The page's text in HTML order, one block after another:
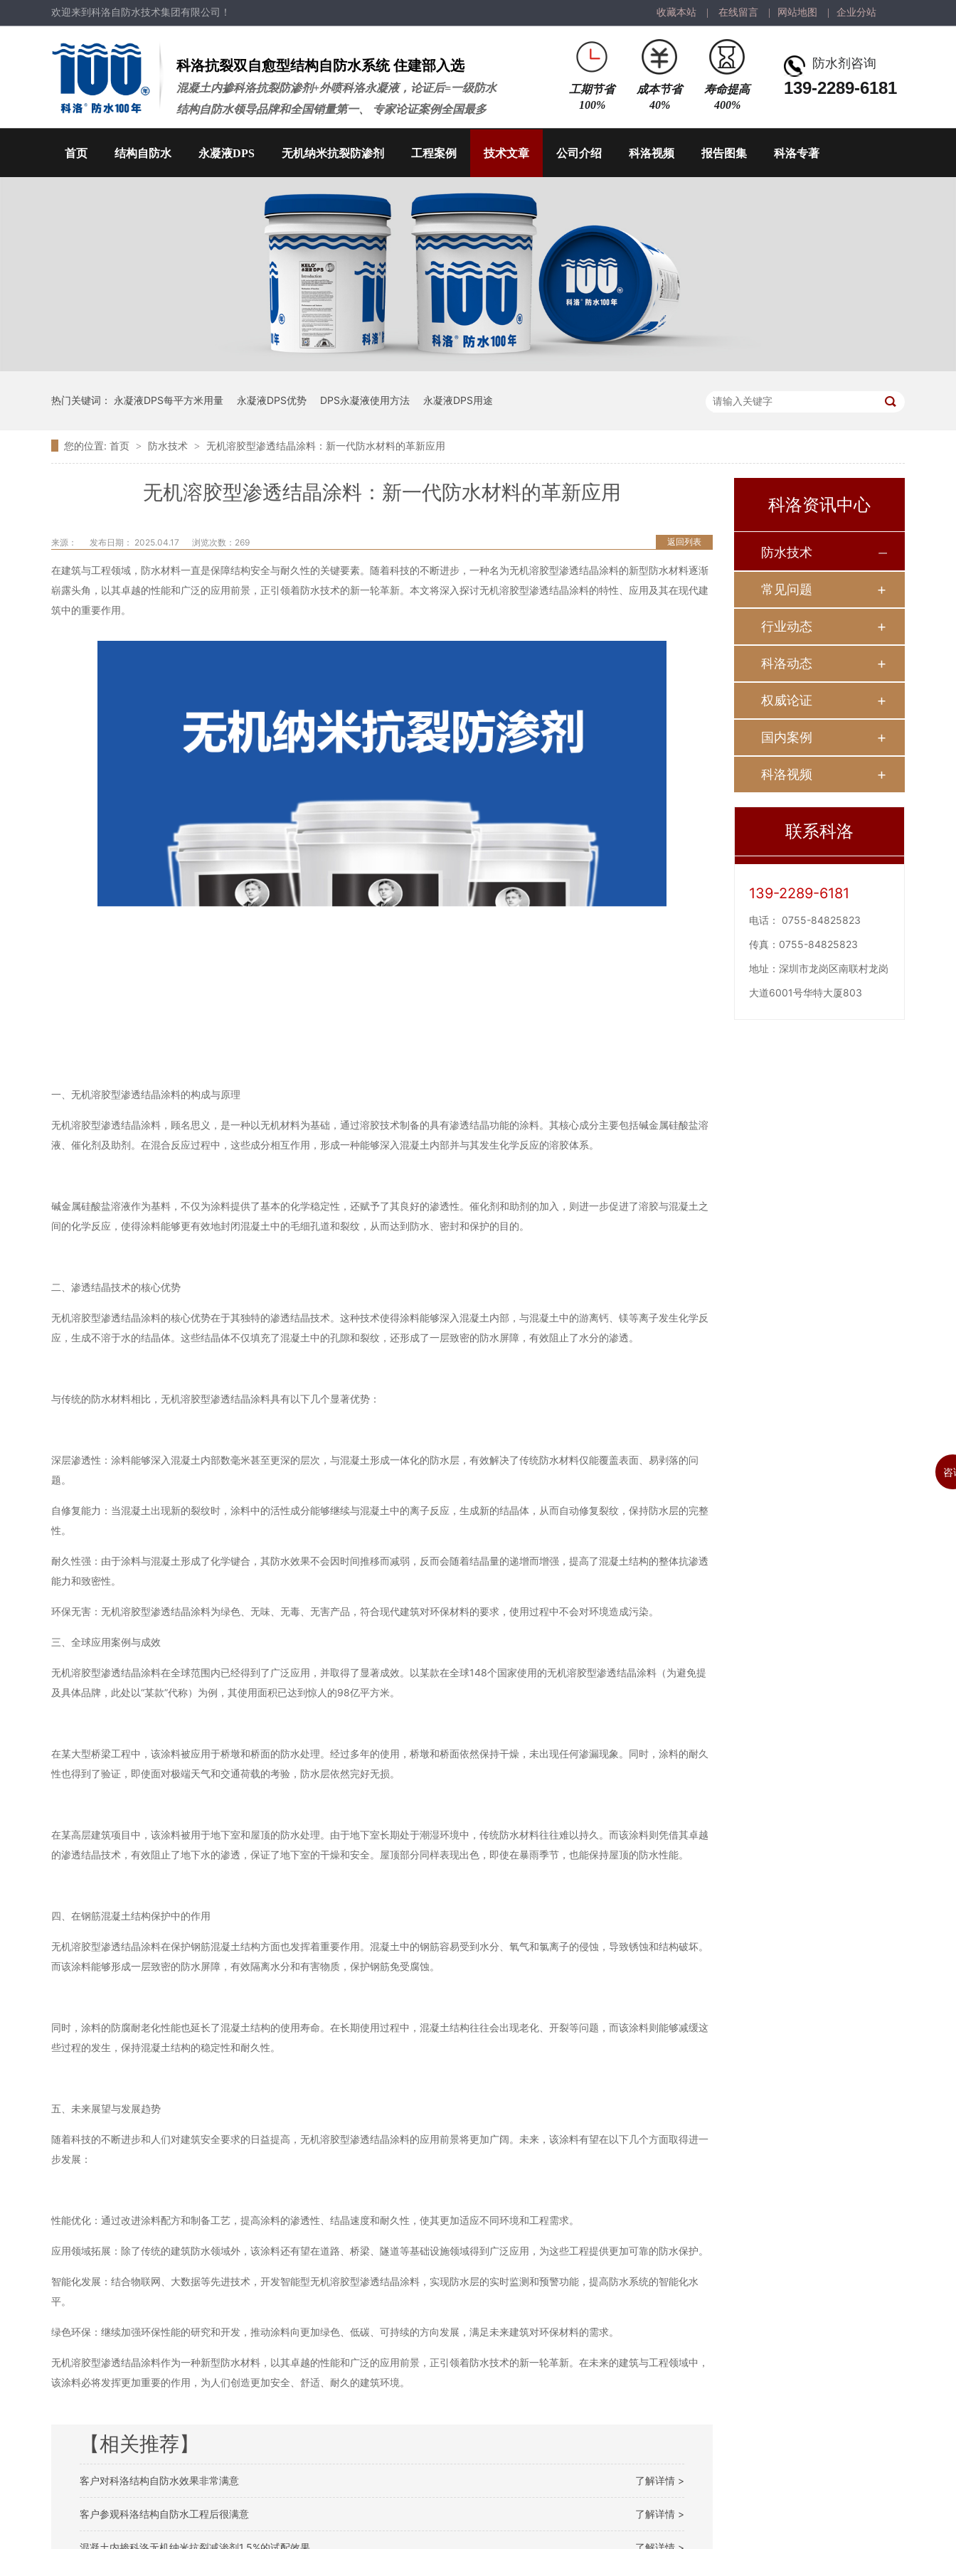
收藏本站 在线留言 网站地图 企业分站
欢迎来到科洛自防水技术集团有限公司！
科洛抗裂双自愈型结构自防水系统 住建部入选
混凝土内掺科洛抗裂防渗剂+外喷科洛永凝液，论证后=一级防水
结构自防水领导品牌和全国销量第一、 专家论证案例全国最多
防水剂咨询
139-2289-6181
工期节省
100%
成本节省
40%
寿命提高
400%
首页 结构自防水 永凝液DPS 无机纳米抗裂防渗剂 工程案例 技术文章 公司介绍 科洛视频 报告图集 科洛专著
热门关键词： 永凝液DPS每平方米用量 永凝液DPS优势 DPS永凝液使用方法 永凝液DPS用途
您的位置: 首页 > 防水技术 > 无机溶胶型渗透结晶涂料：新一代防水材料的革新应用
无机溶胶型渗透结晶涂料：新一代防水材料的革新应用
返回列表
来源： 发布日期： 2025.04.17 浏览次数： 269
在建筑与工程领域，防水材料一直是保障结构安全与耐久性的关键要素。随着科技的不断进步，一种名为无机溶胶型渗透结晶涂料的新型防水材料逐渐
崭露头角，以其卓越的性能和广泛的应用前景，正引领着防水技术的新一轮革新。本文将深入探讨无机溶胶型渗透结晶涂料的特性、应用及其在现代建
筑中的重要作用。
一、无机溶胶型渗透结晶涂料的构成与原理
无机溶胶型渗透结晶涂料，顾名思义，是一种以无机材料为基础，通过溶胶技术制备的具有渗透结晶功能的涂料。其核心成分主要包括碱金属硅酸盐溶
液、催化剂及助剂。在混合反应过程中，这些成分相互作用，形成一种能够深入混凝土内部并与其发生化学反应的溶胶体系。
碱金属硅酸盐溶液作为基料，不仅为涂料提供了基本的化学稳定性，还赋予了其良好的渗透性。催化剂和助剂的加入，则进一步促进了溶胶与混凝土之
间的化学反应，使得涂料能够更有效地封闭混凝土中的毛细孔道和裂纹，从而达到防水、密封和保护的目的。
二、渗透结晶技术的核心优势
无机溶胶型渗透结晶涂料的核心优势在于其独特的渗透结晶技术。这种技术使得涂料能够深入混凝土内部，与混凝土中的游离钙、镁等离子发生化学反
应，生成不溶于水的结晶体。这些结晶体不仅填充了混凝土中的孔隙和裂纹，还形成了一层致密的防水屏障，有效阻止了水分的渗透。
与传统的防水材料相比，无机溶胶型渗透结晶涂料具有以下几个显著优势：
深层渗透性：涂料能够深入混凝土内部数毫米甚至更深的层次，与混凝土形成一体化的防水层，有效解决了传统防水材料仅能覆盖表面、易剥落的问
题。
自修复能力：当混凝土出现新的裂纹时，涂料中的活性成分能够继续与混凝土中的离子反应，生成新的结晶体，从而自动修复裂纹，保持防水层的完整
性。
耐久性强：由于涂料与混凝土形成了化学键合，其防水效果不会因时间推移而减弱，反而会随着结晶量的递增而增强，提高了混凝土结构的整体抗渗透
能力和致密性。
环保无害：无机溶胶型渗透结晶涂料为绿色、无味、无毒、无害产品，符合现代建筑对环保材料的要求，使用过程中不会对环境造成污染。
三、全球应用案例与成效
无机溶胶型渗透结晶涂料在全球范围内已经得到了广泛应用，并取得了显著成效。以某款在全球148个国家使用的无机溶胶型渗透结晶涂料（为避免提
及具体品牌，此处以“某款”代称）为例，其使用面积已达到惊人的98亿平方米。
在某大型桥梁工程中，该涂料被应用于桥墩和桥面的防水处理。经过多年的使用，桥墩和桥面依然保持干燥，未出现任何渗漏现象。同时，涂料的耐久
性也得到了验证，即使面对极端天气和交通荷载的考验，防水层依然完好无损。
在某高层建筑项目中，该涂料被用于地下室和屋顶的防水处理。由于地下室长期处于潮湿环境中，传统防水材料往往难以持久。而该涂料则凭借其卓越
的渗透结晶技术，有效阻止了地下水的渗透，保证了地下室的干燥和安全。屋顶部分同样表现出色，即使在暴雨季节，也能保持屋顶的防水性能。
四、在钢筋混凝土结构保护中的作用
无机溶胶型渗透结晶涂料在保护钢筋混凝土结构方面也发挥着重要作用。混凝土中的钢筋容易受到水分、氧气和氯离子的侵蚀，导致锈蚀和结构破坏。
而该涂料能够形成一层致密的防水屏障，有效隔离水分和有害物质，保护钢筋免受腐蚀。
同时，涂料的防腐耐老化性能也延长了混凝土结构的使用寿命。在长期使用过程中，混凝土结构往往会出现老化、开裂等问题，而该涂料则能够减缓这
些过程的发生，保持混凝土结构的稳定性和耐久性。
五、未来展望与发展趋势
随着科技的不断进步和人们对建筑安全要求的日益提高，无机溶胶型渗透结晶涂料的应用前景将更加广阔。未来，该涂料有望在以下几个方面取得进一
步发展：
性能优化：通过改进涂料配方和制备工艺，提高涂料的渗透性、结晶速度和耐久性，使其更加适应不同环境和工程需求。
应用领域拓展：除了传统的建筑防水领域外，该涂料还有望在道路、桥梁、隧道等基础设施领域得到广泛应用，为这些工程提供更加可靠的防水保护。
智能化发展：结合物联网、大数据等先进技术，开发智能型无机溶胶型渗透结晶涂料，实现防水层的实时监测和预警功能，提高防水系统的智能化水
平。
绿色环保：继续加强环保性能的研究和开发，推动涂料向更加绿色、低碳、可持续的方向发展，满足未来建筑对环保材料的需求。
无机溶胶型渗透结晶涂料作为一种新型防水材料，以其卓越的性能和广泛的应用前景，正引领着防水技术的新一轮革新。在未来的建筑与工程领域中，
该涂料必将发挥更加重要的作用，为人们创造更加安全、舒适、耐久的建筑环境。
【相关推荐】
了解详情 >
客户对科洛结构自防水效果非常满意
了解详情 >
客户参观科洛结构自防水工程后很满意
科洛资讯中心
防水技术
常见问题
行业动态
科洛动态
权威论证
国内案例
科洛视频
联系科洛
139-2289-6181
电话： 0755-84825823
传真： 0755-84825823
地址： 深圳市龙岗区南联村龙岗
大道6001号华特大厦803
咨